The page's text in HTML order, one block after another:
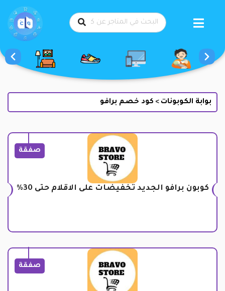
بوابة الكوبونات > كود خصم برافو
صفقة
كوبون برافو الجديد تخفيضات على الاقلام حتى 30%
صفقة